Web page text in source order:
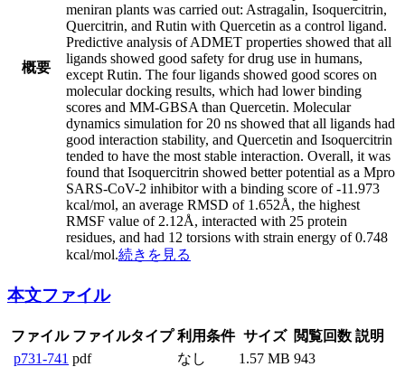
概要
meniran plants was carried out: Astragalin, Isoquercitrin,
Quercitrin, and Rutin with Quercetin as a control ligand.
Predictive analysis of ADMET properties showed that all
ligands showed good safety for drug use in humans,
except Rutin. The four ligands showed good scores on
molecular docking results, which had lower binding
scores and MM-GBSA than Quercetin. Molecular
dynamics simulation for 20 ns showed that all ligands had
good interaction stability, and Quercetin and Isoquercitrin
tended to have the most stable interaction. Overall, it was
found that Isoquercitrin showed better potential as a Mpro
SARS-CoV-2 inhibitor with a binding score of -11.973
kcal/mol, an average RMSD of 1.652Å, the highest
RMSF value of 2.12Å, interacted with 25 protein
residues, and had 12 torsions with strain energy of 0.748
kcal/mol.続きを見る
本文ファイル
ファイル ファイルタイプ 利用条件 サイズ 閲覧回数 説明
p731-741 pdf なし 1.57 MB 943